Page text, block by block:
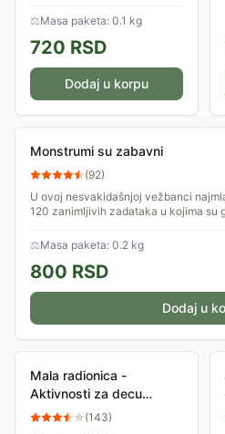
⚖Masa paketa: 0.1 kg
720 RSD
Dodaj u korpu
Monstrumi su zabavni
(92)
U ovoj nesvakidašnjoj vežbanci
120 zanimljivih zadataka u kojima su
⚖Masa paketa: 0.2 kg
800 RSD
Dodaj u
Mala radionica -
Aktivnosti za decu
predškolskog uzrasta
(143)